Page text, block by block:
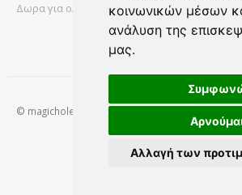
κοινωνικών μέσων
ανάλυση της
μας.
Αλλαγή των
Δωρα για ολους
© magichole.gr 2022. All Rights Reserved.